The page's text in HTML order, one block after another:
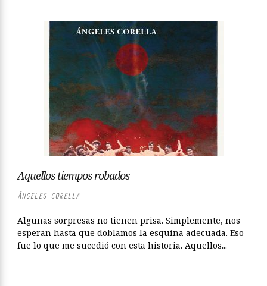
Aquellos tiempos robados
ÁNGELES CORELLA
Algunas sorpresas no tienen prisa. Simplemente, nos
esperan hasta que doblamos la esquina adecuada. Eso
fue lo que me sucedió con esta historia. Aquellos...